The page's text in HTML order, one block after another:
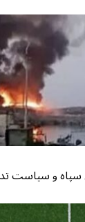
و سیاست